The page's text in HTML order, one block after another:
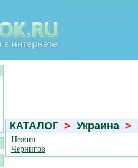
КАТАЛОГ > Украина >
Нежин
Чернигов